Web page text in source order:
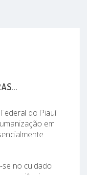
do Piauí
em
no cuidado